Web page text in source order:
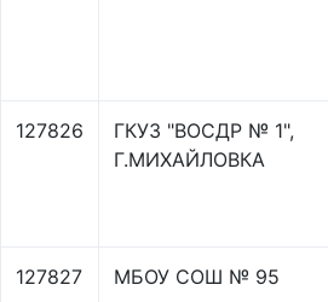
127826
ГКУЗ "ВОСДР № 1",
Г.МИХАЙЛОВКА
127827 МБОУ СОШ № 95